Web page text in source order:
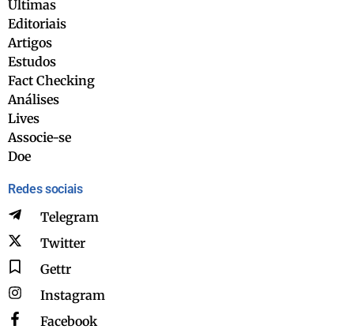
Últimas
Editoriais
Artigos
Estudos
Fact Checking
Análises
Lives
Associe-se
Doe
Redes sociais
Telegram
Twitter
Gettr
Instagram
Facebook